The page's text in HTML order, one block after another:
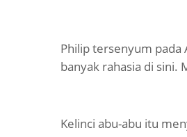
Philip tersenyum pada
banyak rahasia di
Kelinci abu-abu itu